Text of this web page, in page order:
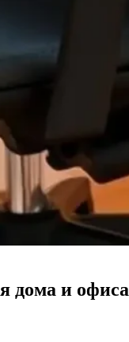
дома и офиса